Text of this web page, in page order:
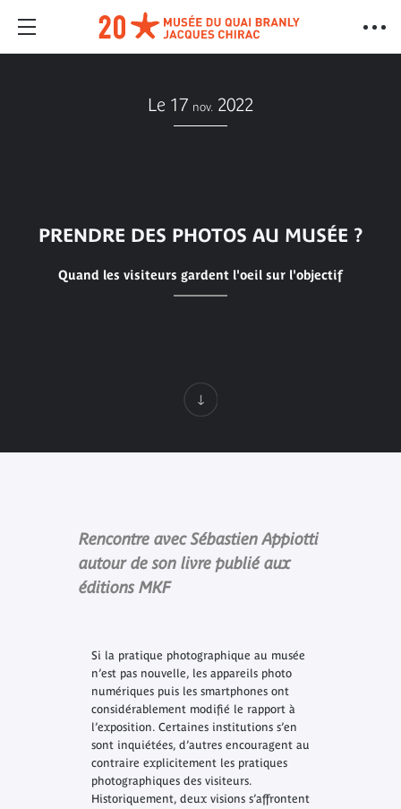
Le 17 nov. 2022
PRENDRE DES PHOTOS AU MUSÉE ?
Quand les visiteurs gardent l'oeil sur l'objectif
Rencontre avec Sébastien Appiotti
autour de son livre publié aux
éditions MKF
Si la pratique photographique au musée
n’est pas nouvelle, les appareils photo
numériques puis les smartphones ont
considérablement modifié le rapport à
l’exposition. Certaines institutions s’en
sont inquiétées, d’autres encouragent au
contraire explicitement les pratiques
photographiques des visiteurs.
Historiquement, deux visions s’affrontent